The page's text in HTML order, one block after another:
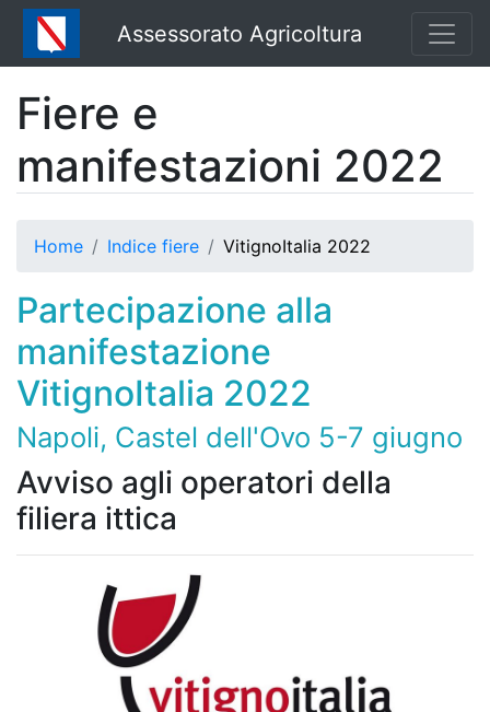
Assessorato Agricoltura
Fiere e
manifestazioni 2022
Home Indice fiere VitignoItalia 2022
Partecipazione alla
manifestazione
VitignoItalia 2022
Napoli, Castel dell'Ovo 5-7 giugno
Avviso agli operatori della
filiera ittica